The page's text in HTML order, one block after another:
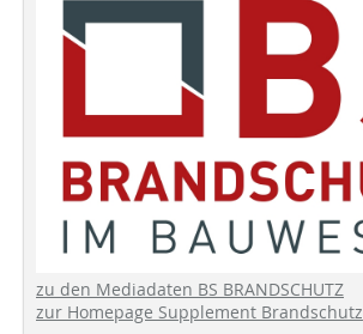
zu den Mediadaten BS BRANDSCHUTZ
zur Homepage Supplement Brandschutz